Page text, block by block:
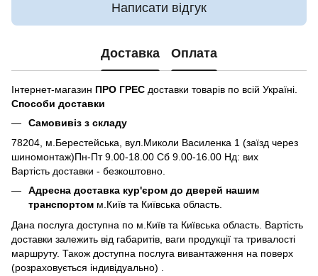
Написати відгук
Доставка Оплата
Інтернет-магазин ПРО ГРЕС доставки товарів по всій Україні.
Способи доставки
Самовивіз з складу
78204, м.Берестейська, вул.Миколи Василенка 1 (заїзд через
шиномонтаж)Пн-Пт 9.00-18.00 Сб 9.00-16.00 Нд: вих
Вартість доставки - безкоштовно.
Адресна доставка кур'єром до дверей нашим
транспортом м.Київ та Київська область.
Дана послуга доступна по м.Київ та Київська область. Вартість
доставки залежить від габаритів, ваги продукції та тривалості
маршруту. Також доступна послуга вивантаження на поверх
(розраховується індивідуально) .